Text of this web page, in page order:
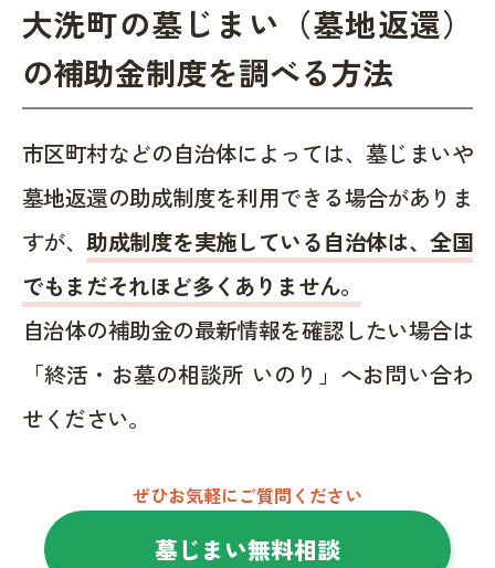
大洗町の墓じまい（墓地返還）
の補助金制度を調べる方法
市区町村などの自治体によっては、墓じまいや
墓地返還の助成制度を利用できる場合がありま
すが、助成制度を実施している自治体は、全国
でもまだそれほど多くありません。
自治体の補助金の最新情報を確認したい場合は
「終活・お墓の相談所 いのり」へお問い合わ
せください。
ぜひお気軽にご質問ください
墓じまい無料相談